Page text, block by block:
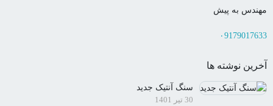
مهندس به پیش
۰9179017633
آخرین نوشته ها
سنگ آنتیک جدید
30 تیر 1401